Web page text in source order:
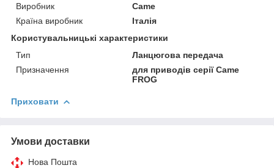
Виробник
Came
Країна виробник
Італія
Користувальницькі характеристики
Тип
Ланцюгова передача
Призначення
для приводів серії Came
FROG
Приховати
Умови доставки
Нова Пошта